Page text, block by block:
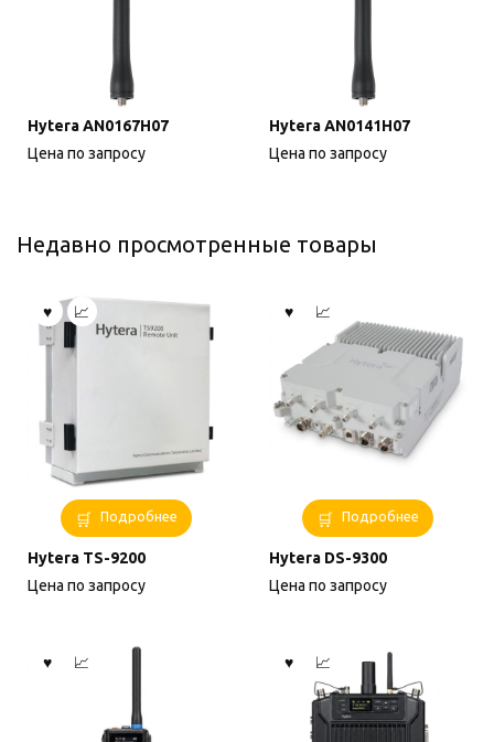
Hytera AN0167H07
Цена по запросу
Hytera AN0141H07
Цена по запросу
Недавно просмотренные товары
Подробнее
Hytera TS-9200
Цена по запросу
Подробнее
Hytera DS-9300
Цена по запросу